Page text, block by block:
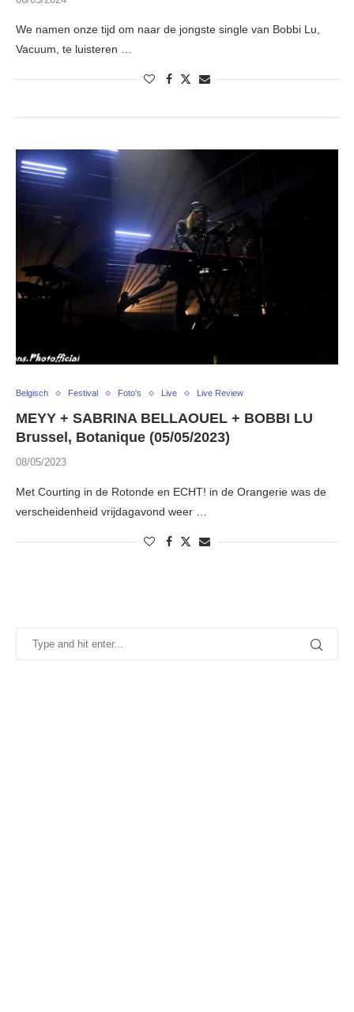
We namen onze tijd om naar de jongste single van Bobbi Lu,
Vacuum, te luisteren …
Belgisch Festival Foto's Live Live Review
MEYY + SABRINA BELLAOUEL + BOBBI LU
Brussel, Botanique (05/05/2023)
08/05/2023
Met Courting in de Rotonde en ECHT! in de Orangerie was de
verscheidenheid vrijdagavond weer …